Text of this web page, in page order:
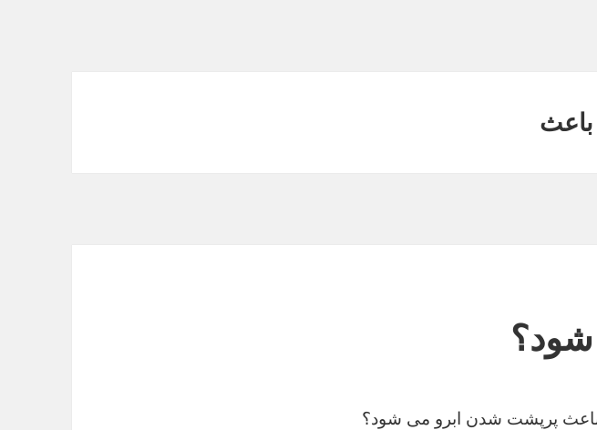
شود؟
باعث پرپشت شدن ابرو می شود؟